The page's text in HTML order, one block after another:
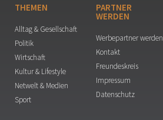
THEMEN
Alltag & Gesellschaft
Politik
Wirtschaft
Kultur & Lifestyle
Netwelt & Medien
Sport
PARTNER
WERDEN
Werbepartner werden
Kontakt
Freundeskreis
Impressum
Datenschutz